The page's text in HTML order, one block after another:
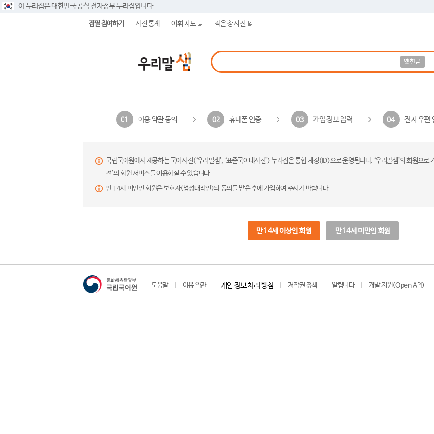
이 누리집은 대한민국 공식 전자정부 누리집입니다.
집필 참여하기 사전 통계 어휘 지도 작은 창 사전
옛한글
01 이용 약관 동의 02 휴대폰 인증 03 가입 정보 입력 04 전자 우편
국립국어원에서 제공하는 국어사전(‘우리말샘’, ‘표준국어대사전’) 누리집은 통합 계정(ID)으로 운영됩니다. ‘우리말샘’의 회원으
전’의 회원 서비스를 이용하실 수 있습니다.
만 14세 미만인 회원은 보호자(법정대리인)의 동의를 받은 후에 가입하여 주시기 바랍니다.
만 14세 이상인 회원 만 14세 미만인 회원
도움말 이용 약관 개인 정보 처리 방침 저작권 정책 알립니다 개발 지원(Open API)